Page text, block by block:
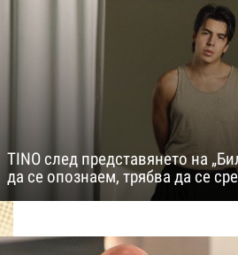
TINO след представянето на
да се опознаем, трябва да се